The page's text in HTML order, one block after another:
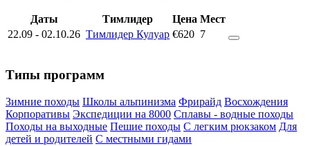
Даты Тимлидер Цена Мест
22.09 - 02.10.26 Тимлидер Кулуар €620 7
Типы программ
Зимние походы Школы альпинизма Фрирайд Восхождения
Корпоративы Экспедиции на 8000 Сплавы - водные походы
Походы на выходные Пешие походы С легким рюкзаком Для
детей и родителей С местными гидами